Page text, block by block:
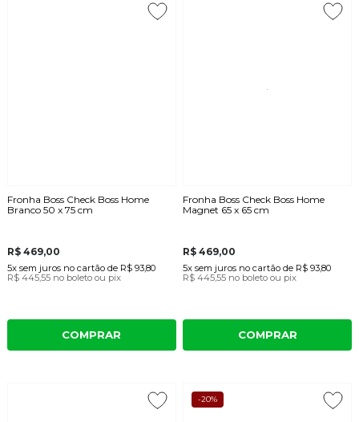
Fronha Boss Check Boss Home
Branco 50 x 75 cm
R$ 469,00
5x sem juros no cartãode R$ 93,80
R$ 445,55 no boleto ou pix
COMPRAR
Fronha Boss Check Boss Home
Magnet 65 x 65 cm
R$ 469,00
5x sem juros no cartão de R$ 93,80
R$ 445,55 no boleto ou pix
COMPRAR
-20%